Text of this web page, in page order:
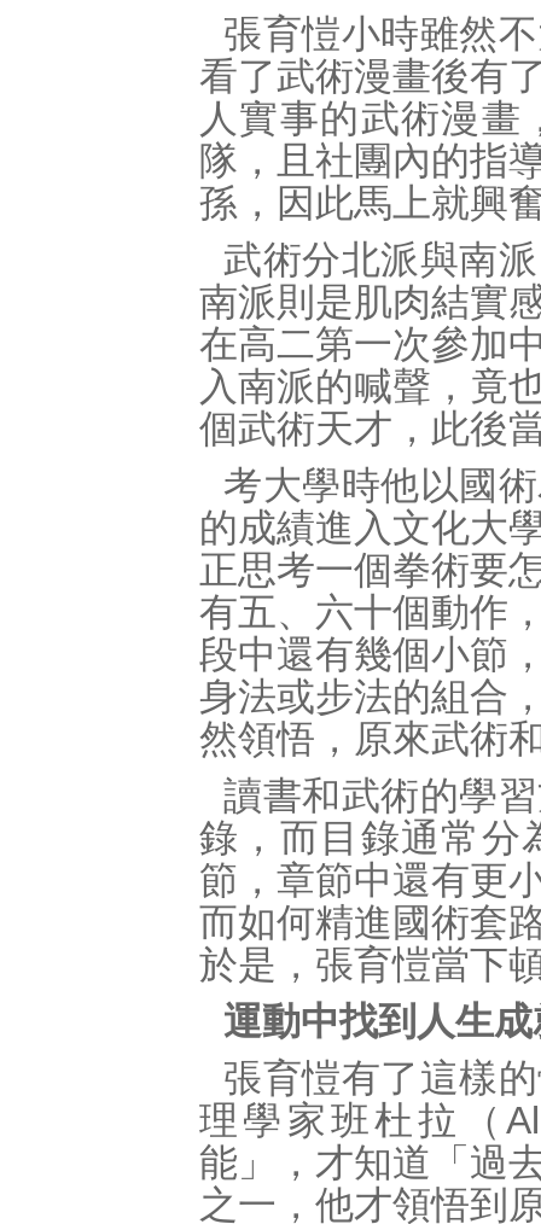
張育愷小時雖然
看了武術漫畫後有
人實事的武術漫
隊，且社團內的指
孫，因此馬上就興
武術分北派與南
南派則是肌肉結實
在高二第一次參加
入南派的喊聲，竟
個武術天才，此後
考大學時他以國
的成績進入文化大
正思考一個拳術要
有五、六十個動作
段中還有幾個小節
身法或步法的組合
然領悟，原來武術
讀書和武術的學
錄，而目錄通常分
節，章節中還有更
而如何精進國術套
於是，張育愷當下
運動中找到人生
張育愷有了這樣
理學家班杜拉（
能」，才知道「過
之一，他才領悟到